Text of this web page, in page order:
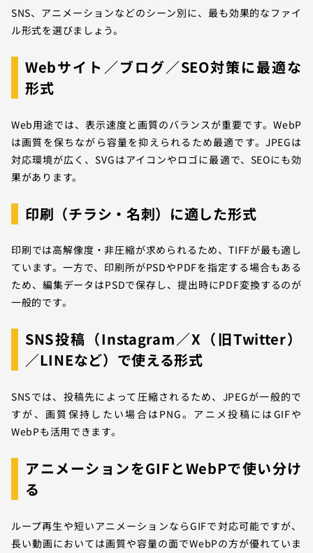
SNS、アニメーションなどのシーン別に、最も効果的なファイ
ル形式を選びましょう。
Webサイト／ブログ／SEO対策に最適な
形式
Web用途では、表示速度と画質のバランスが重要です。WebP
は画質を保ちながら容量を抑えられるため最適です。JPEGは
対応環境が広く、SVGはアイコンやロゴに最適で、SEOにも効
果があります。
印刷（チラシ・名刺）に適した形式
印刷では高解像度・非圧縮が求められるため、TIFFが最も適し
ています。一方で、印刷所がPSDやPDFを指定する場合もある
ため、編集データはPSDで保存し、提出時にPDF変換するのが
一般的です。
SNS投稿（Instagram／X（旧Twitter）
／LINEなど）で使える形式
SNSでは、投稿先によって圧縮されるため、JPEGが一般的で
すが、画質保持したい場合はPNG。アニメ投稿にはGIFや
WebPも活用できます。
アニメーションをGIFとWebPで使い分け
る
ループ再生や短いアニメーションならGIFで対応可能ですが、
長い動画においては画質や容量の面でWebPの方が優れていま